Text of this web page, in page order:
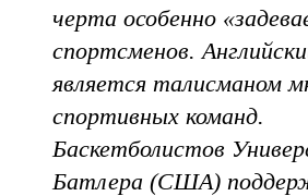
черта особенно
спортсменов.
является талисманом
спортивных команд.
Баскетболистов
Батлера (США)